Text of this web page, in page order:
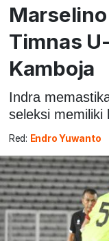
Timnas
Kamboja
Indra
seleksi memiliki
Red: Endro Yuwanto